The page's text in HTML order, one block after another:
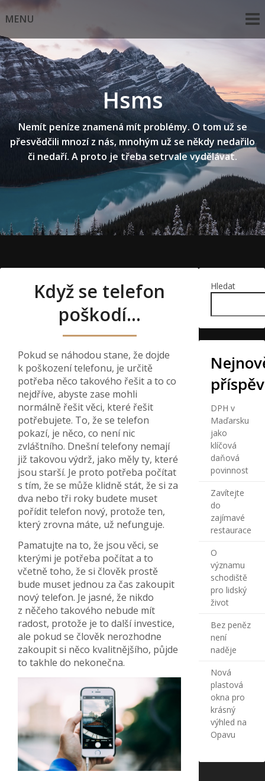
Skip
toMENU
Hsms
Nemít peníze znamená mít problémy. O tom už se
přesvědčili mnozí z nás, mnohým už se někdy nedařilo
či nedaří. A proto je třeba setrvale vydělávat.
Když se telefon
poškodí…
Pokud se náhodou stane, že dojde
k poškození telefonu, je určitě
potřeba něco takového řešit a to co
nejdříve, abyste zase mohli
normálně řešit věci, které řešit
potřebujete. To, že se telefon
pokazí, je něco, co není nic
zvláštního. Dnešní telefony nemají
již takovou výdrž, jako měly ty, které
jsou starší. Je proto potřeba počítat
s tím, že se může klidně stát, že si za
dva nebo tři roky budete muset
pořídit telefon nový, protože ten,
který zrovna máte, už nefunguje.
Pamatujte na to, že jsou věci, se
kterými je potřeba počítat a to
včetně toho, že si člověk prostě
bude muset jednou za čas zakoupit
nový telefon. Je jasné, že nikdo
z něčeho takového nebude mít
radost, protože je to další investice,
ale pokud se člověk nerozhodne
zakoupit si něco kvalitnějšího, půjde
to takhle do nekonečna.
Hledat
DPH v
Maďarsku
jako
klíčová
daňová
povinnost
Zavítejte
do
zajímavé
restaurace
O
významu
schodiště
pro lidský
život
Bez peněz
není
naděje
Nová
plastová
okna pro
krásný
výhled na
Opavu